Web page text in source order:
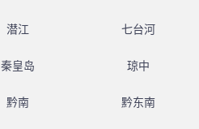
潜江 七台河
秦皇岛 琼中
黔南 黔东南